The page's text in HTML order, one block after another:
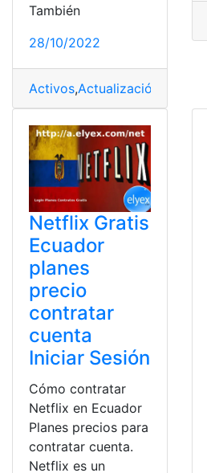
También
28/10/2022
Activos,Actualización
Netflix Gratis
Ecuador
planes
precio
contratar
cuenta
Iniciar Sesión
Cómo contratar
Netflix en Ecuador
Planes precios para
contratar cuenta.
Netflix es un